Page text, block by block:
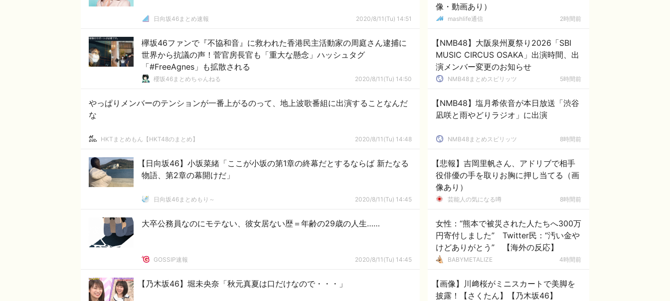
日向坂46まとめ速報 2020/8/11(Tu) 14:51
欅坂46ファンで『不協和音』に救われた香港民主活動家の周庭さん逮捕に
世界から抗議の声！菅官房長官も「重大な懸念」ハッシュタグ
「#FreeAgnes」も拡散される
櫻坂46まとめちゃんねる 2020/8/11(Tu) 14:50
やっぱりメンバーのテンションが一番上がるのって、地上波歌番組に出演することなんだ
な
HKTまとめもん【HKT48のまとめ】 2020/8/11(Tu) 14:48
【日向坂46】小坂菜緒「ここが小坂の第1章の終幕だとするならば 新たなる
物語、第2章の幕開けだ」
日向坂46まとめもり～ 2020/8/11(Tu) 14:45
大卒公務員なのにモテない、彼女居ない歴＝年齢の29歳の人生……
GOSSIP速報 2020/8/11(Tu) 14:45
【乃木坂46】堀未央奈「秋元真夏は口だけなので・・・」
像・動画あり）
mashlife通信 2時間前
【NMB48】大阪泉州夏祭り2026「SBI
MUSIC CIRCUS OSAKA」出演時間、出
演メンバー変更のお知らせ
NMB48まとめスピリッツ 5時間前
【NMB48】塩月希依音が本日放送「渋谷
凪咲と雨やどりラジオ」に出演
NMB48まとめスピリッツ 8時間前
【悲報】吉岡里帆さん、アドリブで相手
役俳優の手を取りお胸に押し当てる（画
像あり）
芸能人の気になる噂 8時間前
女性：“熊本で被災された人たちへ300万
円寄付しました” Twitter民：“汚い金や
けどありがとう” 【海外の反応】
BABYMETALIZE 4時間前
【画像】川﨑桜がミニスカートで美脚を
披露！【さくたん】【乃木坂46】